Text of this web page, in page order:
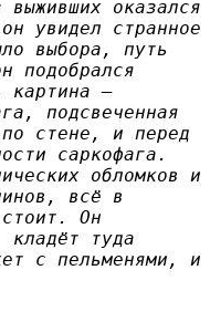
оказался
увидел странное
выбора, путь
подобрался
картина —
подсвеченная
стене, и перед
саркофага.
обломков и
всё в
Он
кладёт туда
с пельменями, и